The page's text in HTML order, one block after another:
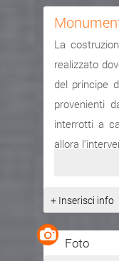
La
realizzato
del principe
provenienti
interrotti a
allora
- per
dell'incarico
modific� il
All'esterno
+ Inserisci info
Foto